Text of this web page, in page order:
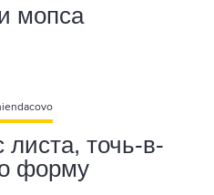
мопса
точь-в-
форму